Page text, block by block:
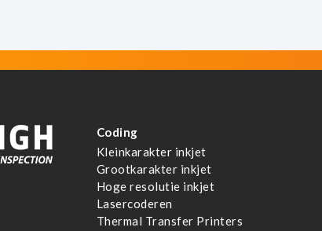
Coding
Kleinkarakter inkjet
Grootkarakter inkjet
Hoge resolutie inkjet
Lasercoderen
Thermal Transfer Printers